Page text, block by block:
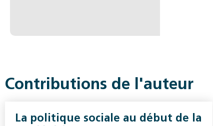
Contributions de l'auteur
La politique sociale au début de la